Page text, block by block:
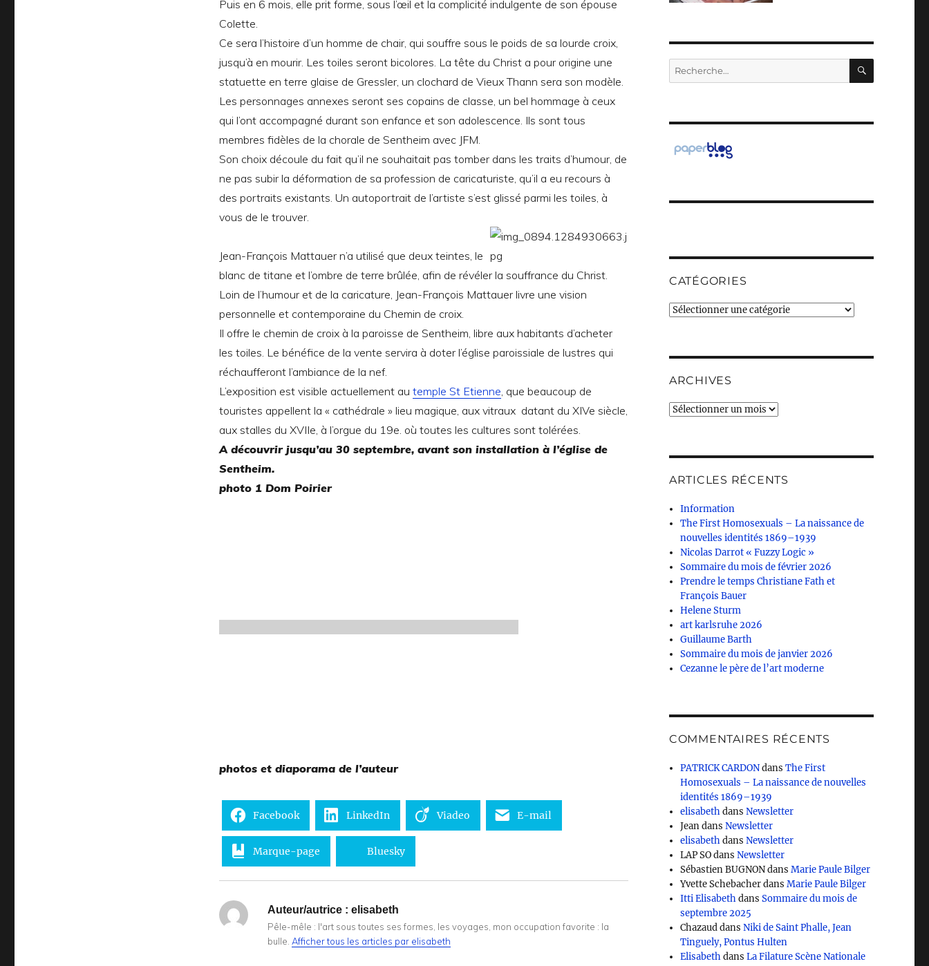
Puis en 6 mois, elle prit forme, sous l’œil et la complicité indulgente de son épouse
Colette.
Ce sera l’histoire d’un homme de chair, qui souffre sous le poids de sa lourde croix,
jusqu’à en mourir. Les toiles seront bicolores. La tête du Christ a pour origine une
statuette en terre glaise de Gressler, un clochard de Vieux Thann sera son modèle.
Les personnages annexes seront ses copains de classe, un bel hommage à ceux
qui l’ont accompagné durant son enfance et son adolescence. Ils sont tous
membres fidèles de la chorale de Sentheim avec JFM.
Son choix découle du fait qu’il ne souhaitait pas tomber dans les traits d’humour, de
ne pas subir la déformation de sa profession de caricaturiste, qu’il a eu recours à
des portraits existants. Un autoportrait de l’artiste s’est glissé parmi les toiles, à
vous de le trouver.
Jean-François Mattauer n’a utilisé que deux teintes, le
blanc de titane et l’ombre de terre brûlée, afin de révéler la souffrance du Christ.
Loin de l’humour et de la caricature, Jean-François Mattauer livre une vision
personnelle et contemporaine du Chemin de croix.
Il offre le chemin de croix à la paroisse de Sentheim, libre aux habitants d’acheter
les toiles. Le bénéfice de la vente servira à doter l’église paroissiale de lustres qui
réchaufferont l’ambiance de la nef.
L’exposition est visible actuellement au temple St Etienne, que beaucoup de
touristes appellent la « cathédrale » lieu magique, aux vitraux datant du XIVe siècle,
aux stalles du XVIIe, à l’orgue du 19e. où toutes les cultures sont tolérées.
A découvrir jusqu’au 30 septembre, avant son installation à l’église de
Sentheim.
photo 1 Dom Poirier
photos et diaporama de l’auteur
Facebook LinkedIn Viadeo E-mail
Marque-page Bluesky
Auteur/autrice : elisabeth
Pêle-mêle : l'art sous toutes ses formes, les voyages, mon occupation favorite : la
bulle. Afficher tous les articles par elisabeth
Recherche
pour :
CATÉGORIES
Catégories
ARCHIVES
Archives
ARTICLES RÉCENTS
Information
The First Homosexuals – La naissance de
nouvelles identités 1869–1939
Nicolas Darrot « Fuzzy Logic »
Sommaire du mois de février 2026
Prendre le temps Christiane Fath et
François Bauer
Helene Sturm
art karlsruhe 2026
Guillaume Barth
Sommaire du mois de janvier 2026
Cezanne le père de l’art moderne
COMMENTAIRES RÉCENTS
PATRICK CARDONdansThe First
Homosexuals – La naissance de nouvelles
identités 1869–1939
elisabethdansNewsletter
JeandansNewsletter
elisabethdansNewsletter
LAP SOdansNewsletter
Sébastien BUGNONdansMarie Paule Bilger
Yvette SchebacherdansMarie Paule Bilger
Itti ElisabethdansSommaire du mois de
septembre 2025
ChazauddansNiki de Saint Phalle, Jean
Tinguely, Pontus Hulten
ElisabethdansLa Filature Scène Nationale